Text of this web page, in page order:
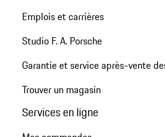
Emplois et carrières
Studio F. A. Porsche
Garantie et service après-vente
Trouver un magasin
Services en ligne